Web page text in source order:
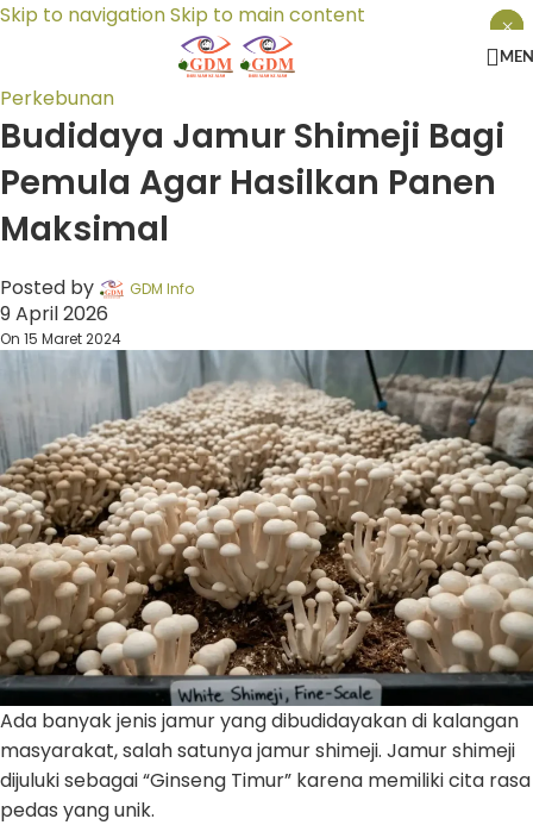
Skip to navigationSkip to main content
Perkebunan
Budidaya Jamur Shimeji Bagi
Pemula Agar Hasilkan Panen
Maksimal
Posted by GDM Info
9 April 2026
On 15 Maret 2024
Ada banyak jenis jamur yang dibudidayakan di kalangan
masyarakat, salah satunya jamur shimeji. Jamur shimeji
dijuluki sebagai “Ginseng Timur” karena memiliki cita rasa
pedas yang unik.
×
×
×